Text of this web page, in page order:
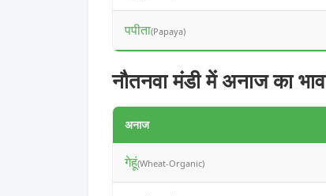
पपीता(Papaya)
नौतनवा मंडी में अनाज का भाव
अनाज
गेहूं(Wheat-Organic)